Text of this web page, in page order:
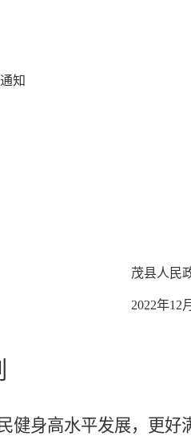
知
县人民
022年12
健身高水平发展，更好